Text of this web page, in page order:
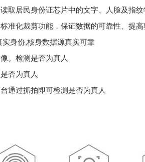
取居民身份证芯片中的文字、人脸及指纹
准化裁剪功能，保证数据的可靠性、提
身份,核身数据源真实可靠
。检测是否为真人
否为真人
通过抓拍即可检测是否为真人